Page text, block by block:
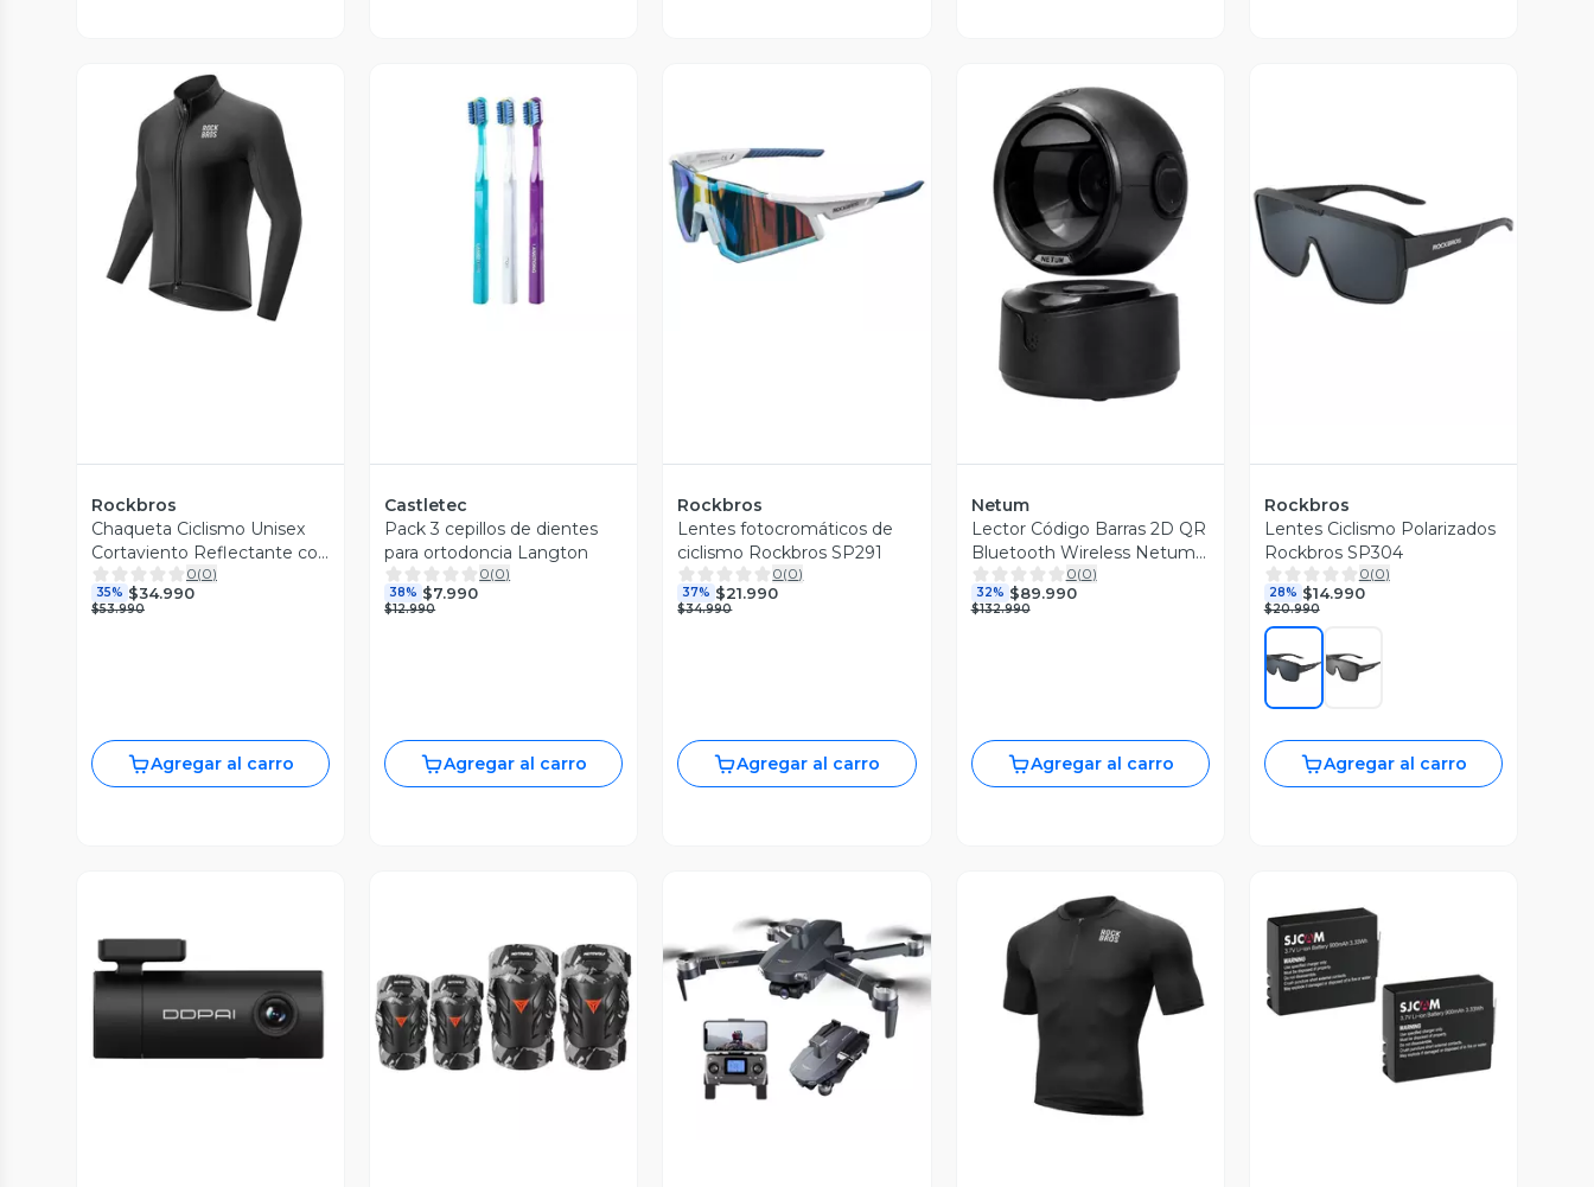
Vista Previa
Rockbros
Chaqueta Ciclismo Unisex
Cortaviento Reflectante con
Forro Polar RockBros
YDWT012
0(0)
35% $34.990
$53.990
Agregar al carro
Vista Previa
Castletec
Pack 3 cepillos de dientes
para ortodoncia Langton
0(0)
38% $7.990
$12.990
Agregar al carro
Vista Previa
Rockbros
Lentes fotocromáticos de
ciclismo Rockbros SP291
0(0)
37% $21.990
$34.990
Agregar al carro
Vista Previa
Netum
Lector Código Barras 2D QR
Bluetooth Wireless Netum
NT-A6
0(0)
32% $89.990
$132.990
Agregar al carro
Vista Previa
Rockbros
Lentes Ciclismo Polarizados
Rockbros SP304
0(0)
28% $14.990
$20.990
Agregar al carro
Vista Previa Vista Previa Vista Previa Vista Previa Vista Previa